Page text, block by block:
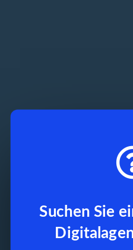
Suchen Sie